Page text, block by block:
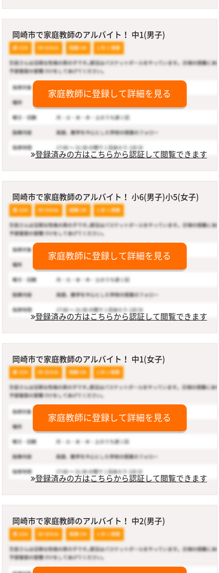
岡崎市で家庭教師のアルバイト！ 中1(男子)
家庭教師に登録して詳細を見る
登録済みの方はこちらから認証して閲覧できます
岡崎市で家庭教師のアルバイト！ 小6(男子)小5(女子)
家庭教師に登録して詳細を見る
登録済みの方はこちらから認証して閲覧できます
岡崎市で家庭教師のアルバイト！ 中1(女子)
家庭教師に登録して詳細を見る
登録済みの方はこちらから認証して閲覧できます
岡崎市で家庭教師のアルバイト！ 中2(男子)